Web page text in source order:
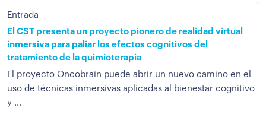
Entrada
El CST presenta un proyecto pionero de realidad virtual
inmersiva para paliar los efectos cognitivos del
tratamiento de la quimioterapia
El proyecto Oncobrain puede abrir un nuevo camino en el
uso de técnicas inmersivas aplicadas al bienestar cognitivo
y ...